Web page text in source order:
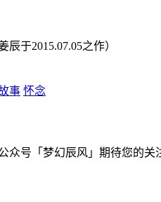
姜辰于2015.07.05之作）
事 怀念
众号「梦幻辰风」期待您的关